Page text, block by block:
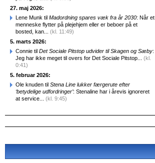
27. maj 2026:
Lene Munk til Madordning spares væk fra år 2030: Når et
menneske flytter på plejehjem eller er beboer på et
bosted, kan... (kl. 11:49)
5. marts 2026:
Connie til Det Sociale Pitstop udvider til Skagen og Sæby:
Jeg har ikke meget til overs for Det Sociale Pitstop... (kl.
0:41)
5. februar 2026:
Ole knuden til Stena Line lukker færgerute efter
‘betydelige udfordringer’: Stenaline har i årevis ignoreret
at service... (kl. 9:45)